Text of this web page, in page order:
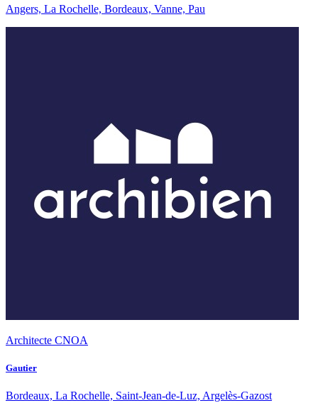
Angers, La Rochelle, Bordeaux, Vanne, Pau
Architecte CNOA
Gautier
Bordeaux, La Rochelle, Saint-Jean-de-Luz, Argelès-Gazost